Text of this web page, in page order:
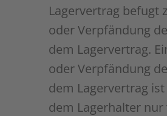
Lagervertrag befugt
oder Verpfändung
dem Lagervertrag.
oder Verpfändung
dem Lagervertrag
dem Lagerhalter